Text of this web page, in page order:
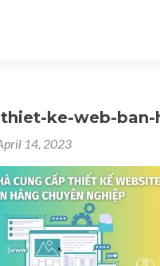
ke-web-ban-
14, 2023